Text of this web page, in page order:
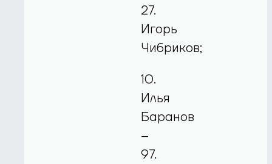
27.
Игорь
Чибриков;
10.
Илья
Баранов
–
97.